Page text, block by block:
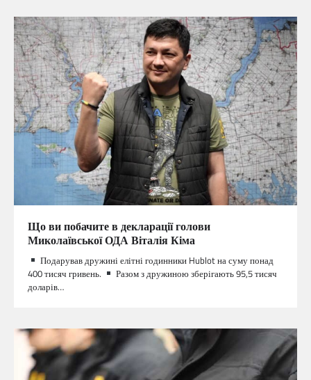
Що ви побачите в декларації голови
Миколаївської ОДА Віталія Кіма
Подарував дружині елітні годинники Hublot на суму понад
400 тисяч гривень.
Разом з дружиною зберігають 95,5 тисяч
доларів…